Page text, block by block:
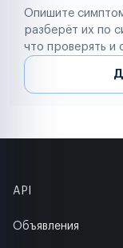
Опишите
разберёт их по
что проверять и
API
Объявления